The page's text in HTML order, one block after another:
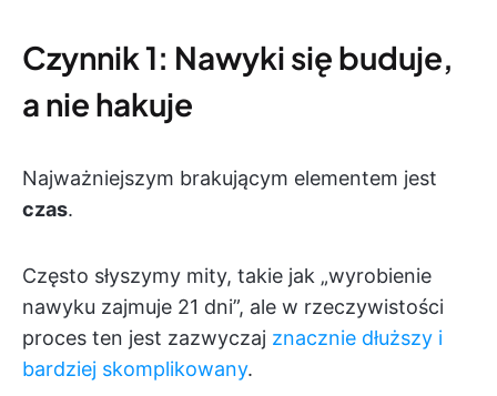
Czynnik 1: Nawyki się buduje,
a nie hakuje
Najważniejszym brakującym elementem jest
czas.
Często słyszymy mity, takie jak „wyrobienie
nawyku zajmuje 21 dni”, ale w rzeczywistości
proces ten jest zazwyczaj znacznie dłuższy i
bardziej skomplikowany.